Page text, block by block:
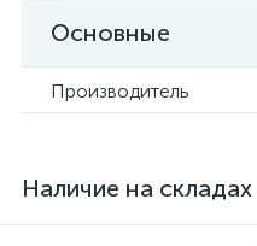
Основные
Производитель
Наличие на складах